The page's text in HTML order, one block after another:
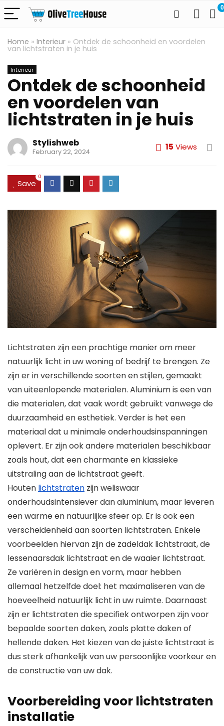
0
Home » Interieur » Ontdek de schoonheid en voordelen
van lichtstraten in je huis
Interieur
Ontdek de schoonheid
en voordelen van
lichtstraten in je huis
Stylishweb
February 22, 2024 15 Views
Save
0
Lichtstraten zijn een prachtige manier om meer
natuurlijk licht in uw woning of bedrijf te brengen. Ze
zijn er in verschillende soorten en stijlen, gemaakt
van uiteenlopende materialen. Aluminium is een van
die materialen, dat vaak wordt gebruikt vanwege de
duurzaamheid en esthetiek. Verder is het een
materiaal dat u minimale onderhoudsinspanningen
oplevert. Er zijn ook andere materialen beschikbaar
zoals hout, dat een charmante en klassieke
uitstraling aan de lichtstraat geeft.
Houten lichtstraten zijn weliswaar
onderhoudsintensiever dan aluminium, maar leveren
een warme en natuurlijke sfeer op. Er is ook een
verscheidenheid aan soorten lichtstraten. Enkele
voorbeelden hiervan zijn de zadeldak lichtstraat, de
lessenaarsdak lichtstraat en de waaier lichtstraat.
Ze variëren in design en vorm, maar hebben
allemaal hetzelfde doel: het maximaliseren van de
hoeveelheid natuurlijk licht in uw ruimte. Daarnaast
zijn er lichtstraten die specifiek ontworpen zijn voor
bepaalde soorten daken, zoals platte daken of
hellende daken. Het kiezen van de juiste lichtstraat is
dus sterk afhankelijk van uw persoonlijke voorkeur en
de constructie van uw dak.
Voorbereiding voor lichtstraten
installatie